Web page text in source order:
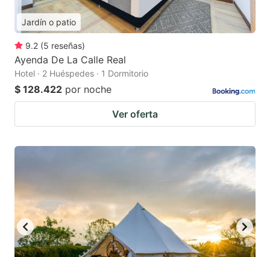
Jardín o patio
9.2 (5 reseñas)
Ayenda De La Calle Real
Hotel · 2 Huéspedes · 1 Dormitorio
$ 128.422 por noche
Ver oferta